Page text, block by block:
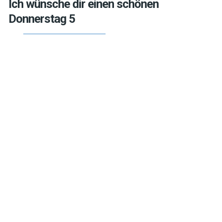
Ich wünsche dir einen schönen
Donnerstag 5